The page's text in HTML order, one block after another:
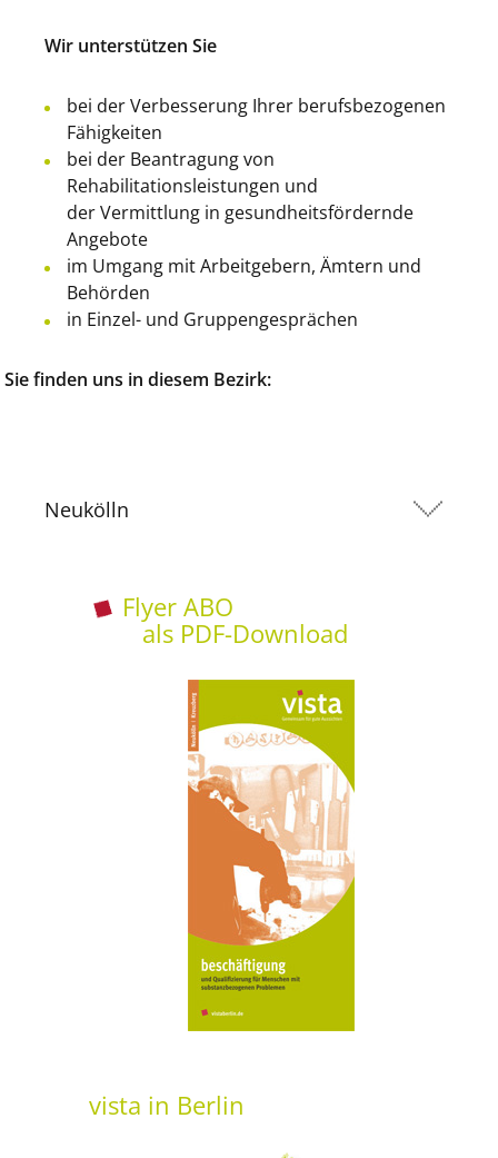
Wir unterstützen Sie
bei der Verbesserung Ihrer berufsbezogenen
Fähigkeiten
bei der Beantragung von
Rehabilitationsleistungen und
der Vermittlung in gesundheitsfördernde
Angebote
im Umgang mit Arbeitgebern, Ämtern und
Behörden
in Einzel- und Gruppengesprächen
Sie finden uns in diesem Bezirk:
Neukölln
Flyer ABO
als PDF-Download
vista in Berlin